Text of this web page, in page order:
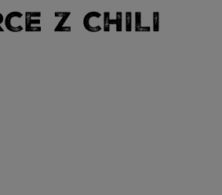
Z CHILI